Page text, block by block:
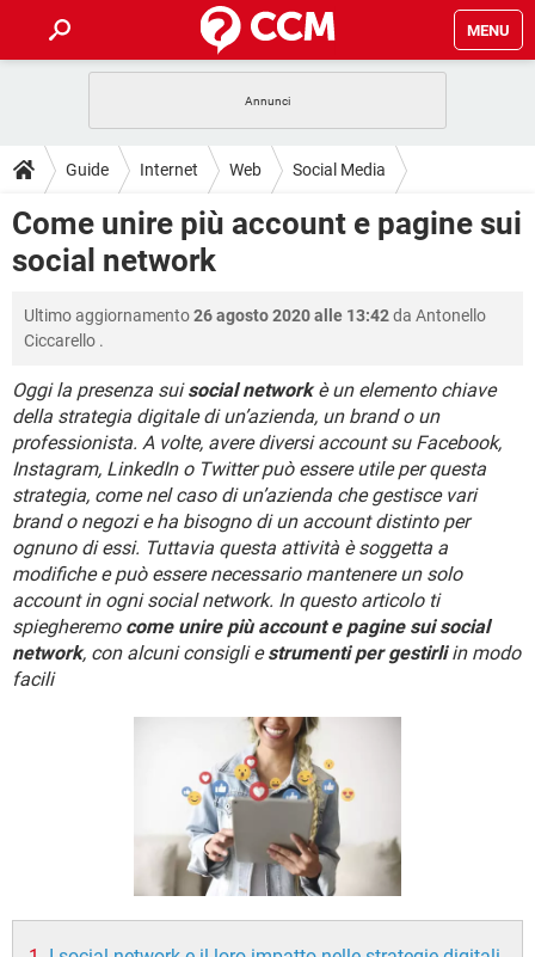
MENU
INTRATTENIMENTO ANDROID
iOS WINDOWS 10
INSTAGRAM
HARDWARE
GUIDE
COVID-19
INTRATTENIMENTO ANDROID
INSTAGRAM WHATSAPP
HARDWARE
DOWNLOAD
COVID-19
iOS
INSTAGRAM WHATSAPP
TIKTOK FACEBOOK
HARDWARE
FORUM
COVID-19 GAMING
iOS WINDOWS 10
INSTAGRAM WHATSAPP
TIKTOK FACEBOOK
HARDWARE
GLOSSARIO
COVID-19 GAMING
INTRATTENIMENTO ANDROID
iOS WINDOWS 10
INSTAGRAM WHATSAPP
TIKTOK FACEBOOK
HARDWARE
Guide Internet Web Social Media
Come unire più account e pagine sui
social network
Ultimo aggiornamento26 agosto 2020 alle 13:42da Antonello
Ciccarello .
Oggi la presenza suisocial networkè un elemento chiave
della strategia digitale di un’azienda, un brand o un
professionista. A volte, avere diversi account su Facebook,
Instagram, LinkedIn o Twitter può essere utile per questa
strategia, come nel caso di un’azienda che gestisce vari
brand o negozi e ha bisogno di un account distinto per
ognuno di essi. Tuttavia questa attività è soggetta a
modifiche e può essere necessario mantenere un solo
account in ogni social network. In questo articolo ti
spiegheremo come unire più account e pagine sui social
network, con alcuni consigli estrumenti per gestirliin modo
facili